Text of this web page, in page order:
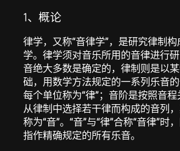
1、概论
律学，又称“音律学”，是研究律制
学。律学须对音乐所用的音律进行
音绝大多数是确定的，律制则是以
础，用数学方法规定的一系列乐音
每个单位称为“律”；音阶是按照音
从律制中选择若干律而构成的音列
称为“音”。“音”与“律”合称“音律”时
指作精确规定的所有乐音。